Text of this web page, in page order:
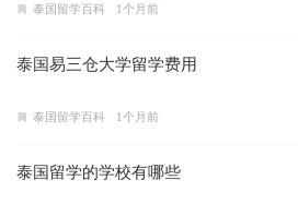
泰国留学百科 1个月前
泰国易三仓大学留学费用
泰国留学百科 1个月前
泰国留学的学校有哪些